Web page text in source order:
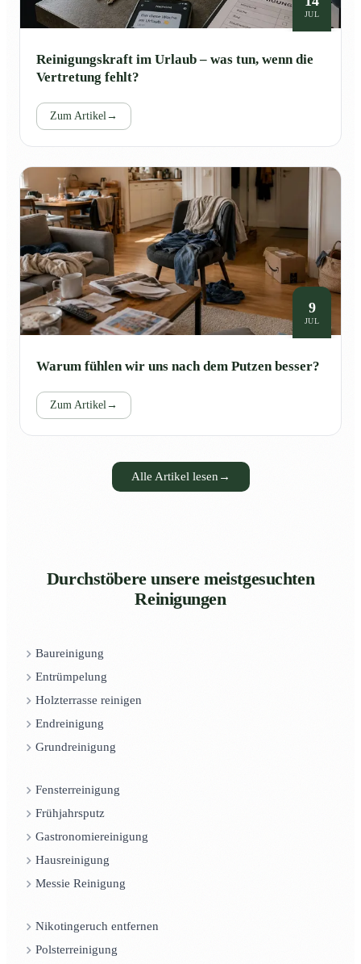
JUL
Reinigungskraft im Urlaub – was tun, wenn die
Vertretung fehlt?
Zum Artikel→
9
JUL
Warum fühlen wir uns nach dem Putzen besser?
Zum Artikel→
Alle Artikel lesen →
Durchstöbere unsere meistgesuchten
Reinigungen
Baureinigung
Entrümpelung
Holzterrasse reinigen
Endreinigung
Grundreinigung
Fensterreinigung
Frühjahrsputz
Gastronomiereinigung
Hausreinigung
Messie Reinigung
Nikotingeruch entfernen
Polsterreinigung